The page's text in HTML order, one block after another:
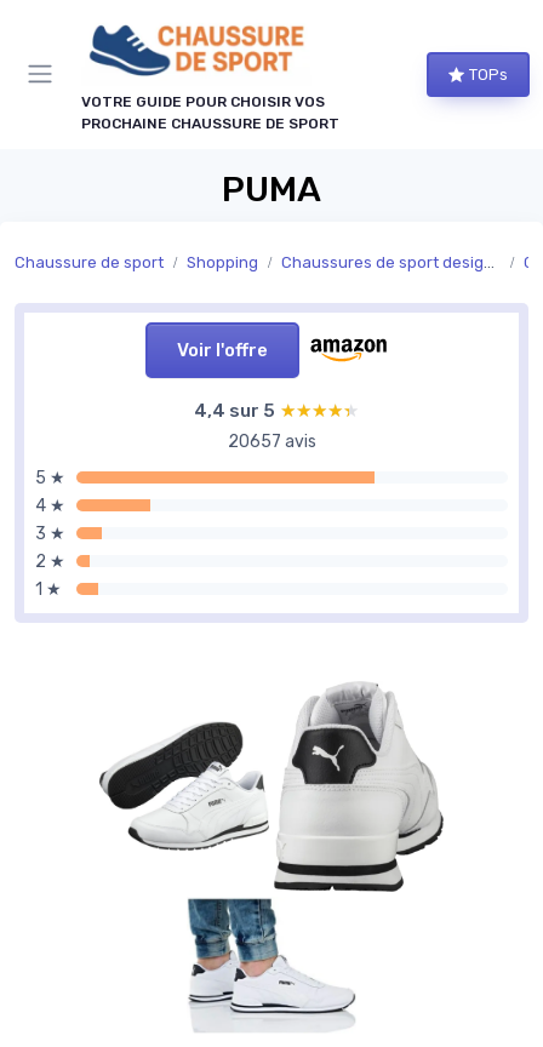
VOTRE GUIDE POUR CHOISIR VOS
PROCHAINE CHAUSSURE DE SPORT
TOPs
PUMA
Chaussure de sport Shopping Chaussures de sport design et luxe
Voir l'offre
4,4 sur 5 ★★★★★
★★★★★
20657 avis
5 ★
4 ★
3 ★
2 ★
1 ★